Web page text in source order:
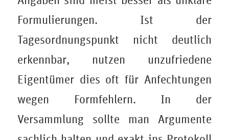
Formulierungen. Ist der
Tagesordnungspunkt nicht deutlich
erkennbar, nutzen unzufriedene
Eigentümer dies oft für Anfechtungen
wegen Formfehlern. In der
Versammlung sollte man Argumente